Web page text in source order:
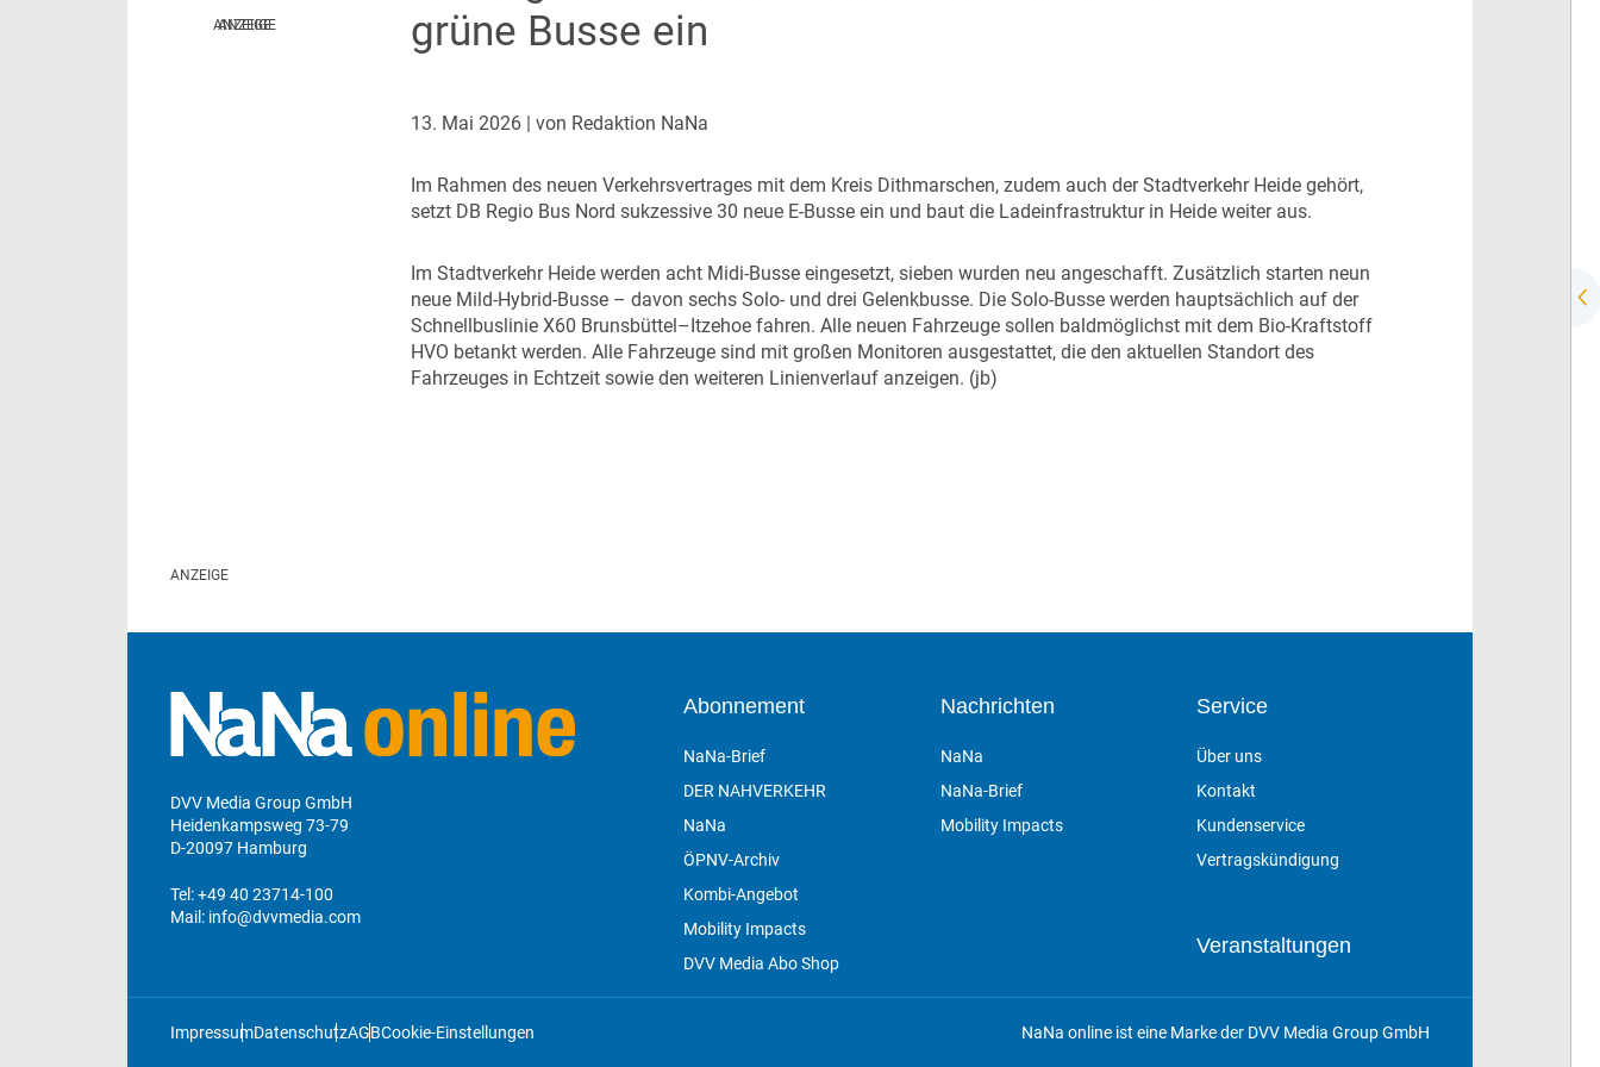
NaNa Data Lab
Dossier Deutschlandticket
Infrastrukturgrüne Busse ein
13. Mai 2026 | von Redaktion NaNa
Im Rahmen des neuen Verkehrsvertrages mit dem Kreis Dithmarschen, zudem auch der Stadtverkehr Heide gehört,
setzt DB Regio Bus Nord sukzessive 30 neue E-Busse ein und baut die Ladeinfrastruktur in Heide weiter aus.
Im Stadtverkehr Heide werden acht Midi-Busse eingesetzt, sieben wurden neu angeschafft. Zusätzlich starten neun
neue Mild-Hybrid-Busse – davon sechs Solo- und drei Gelenkbusse. Die Solo-Busse werden hauptsächlich auf der
Schnellbuslinie X60 Brunsbüttel–Itzehoe fahren. Alle neuen Fahrzeuge sollen baldmöglichst mit dem Bio-Kraftstoff
HVO betankt werden. Alle Fahrzeuge sind mit großen Monitoren ausgestattet, die den aktuellen Standort des
Fahrzeuges in Echtzeit sowie den weiteren Linienverlauf anzeigen. (jb)
DVV Media Group GmbH
Heidenkampsweg 73-79
D-20097 Hamburg
Tel:+49 40 23714-100
Mail: info@dvvmedia.com
Abonnement
NaNa-Brief
DER NAHVERKEHR
NaNa
ÖPNV-Archiv
Kombi-Angebot
Mobility Impacts
DVV Media Abo Shop
Nachrichten
NaNa
NaNa-Brief
Mobility Impacts
Service
Über uns
Kontakt
Kundenservice
Vertragskündigung
Veranstaltungen
ImpressumDatenschutzAGBCookie-Einstellungen NaNa online ist eine Marke der DVV Media Group GmbH